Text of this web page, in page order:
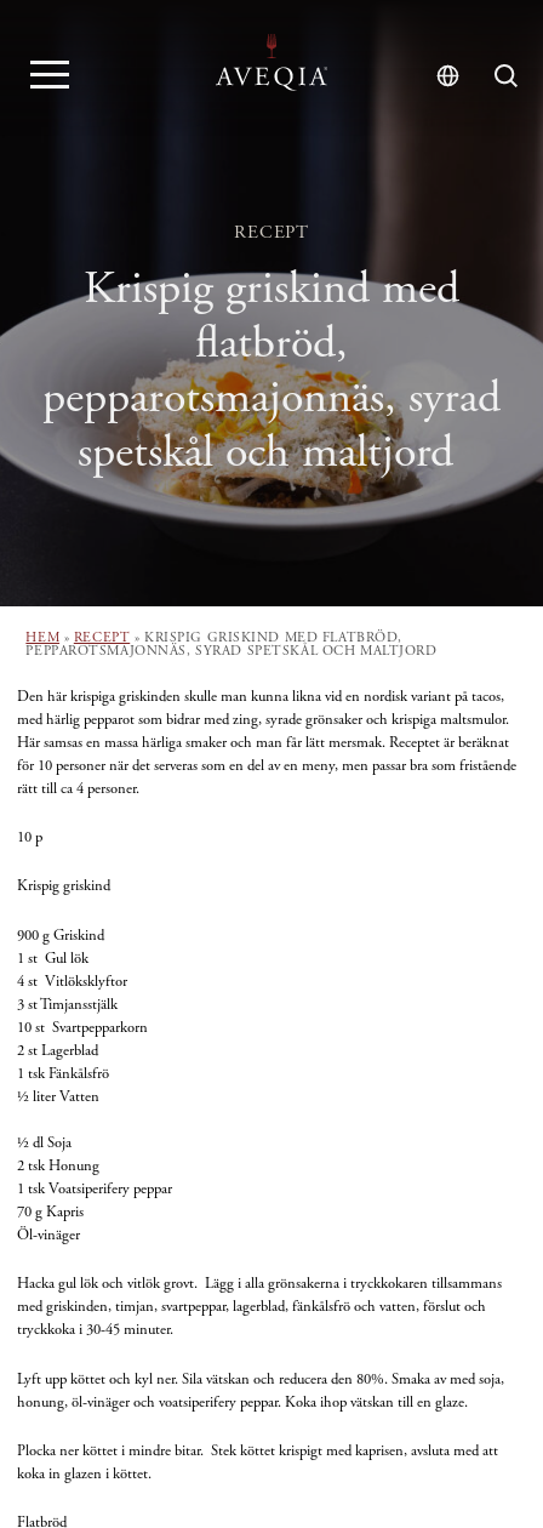
RECEPT
Krispig griskind med
flatbröd,
pepparotsmajonnäs, syrad
spetskål och maltjord
HEM » RECEPT » KRISPIG GRISKIND MED FLATBRÖD,
PEPPAROTSMAJONNÄS, SYRAD SPETSKÅL OCH MALTJORD
Den här krispiga griskinden skulle man kunna likna vid en nordisk variant på tacos,
med härlig pepparot som bidrar med zing, syrade grönsaker och krispiga maltsmulor.
Här samsas en massa härliga smaker och man får lätt mersmak. Receptet är beräknat
för 10 personer när det serveras som en del av en meny, men passar bra som fristående
rätt till ca 4 personer.
10 p
Krispig griskind
900 g Griskind
1 st Gul lök
4 st Vitlöksklyftor
3 st Timjansstjälk
10 st Svartpepparkorn
2 st Lagerblad
1 tsk Fänkålsfrö
½ liter Vatten
½ dl Soja
2 tsk Honung
1 tsk Voatsiperifery peppar
70 g Kapris
Öl-vinäger
Hacka gul lök och vitlök grovt. Lägg i alla grönsakerna i tryckkokaren tillsammans
med griskinden, timjan, svartpeppar, lagerblad, fänkålsfrö och vatten, förslut och
tryckkoka i 30-45 minuter.
Lyft upp köttet och kyl ner.Sila vätskan och reducera den 80%. Smaka av med soja,
honung, öl-vinäger och voatsiperifery peppar. Koka ihop vätskan till en glaze.
Plocka ner köttet i mindre bitar. Stek köttet krispigt med kaprisen, avsluta med att
koka in glazen i köttet.
Flatbröd